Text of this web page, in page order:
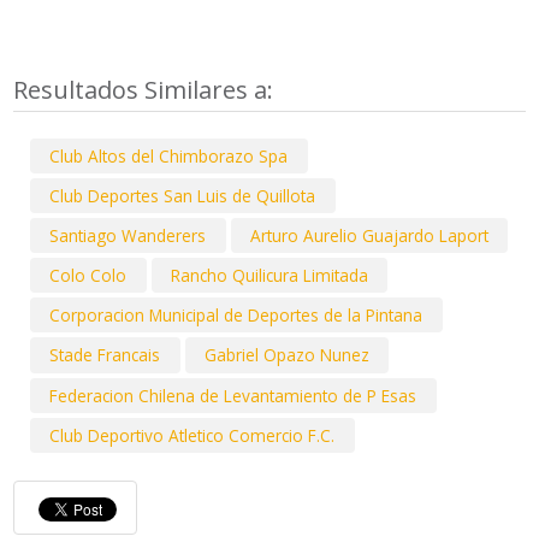
Resultados Similares a:
Club Altos del Chimborazo Spa
Club Deportes San Luis de Quillota
Santiago Wanderers
Arturo Aurelio Guajardo Laport
Colo Colo
Rancho Quilicura Limitada
Corporacion Municipal de Deportes de la Pintana
Stade Francais
Gabriel Opazo Nunez
Federacion Chilena de Levantamiento de P Esas
Club Deportivo Atletico Comercio F.C.